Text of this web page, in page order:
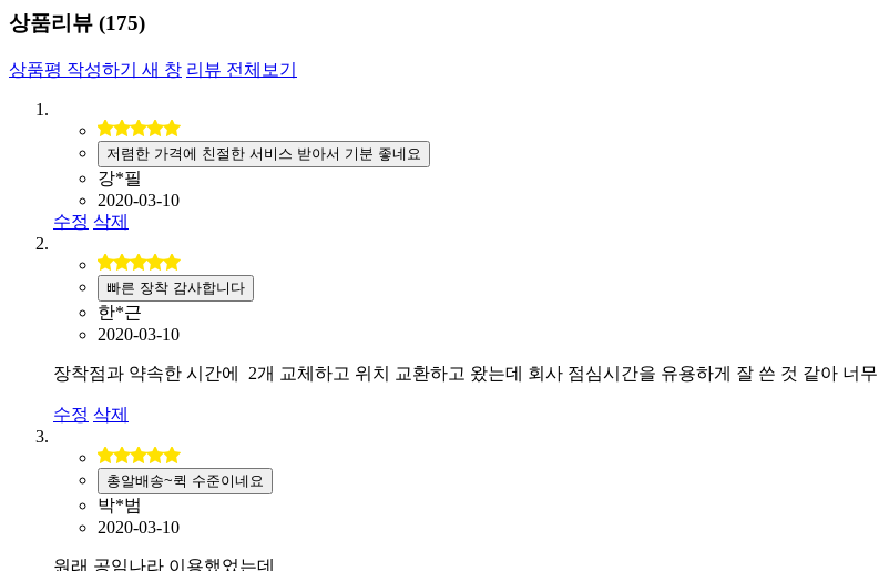
상품리뷰 (175)
상품평 작성하기 새 창 리뷰 전체보기
저렴한 가격에 친절한 서비스 받아서 기분 좋네요
강*필
2020-03-10
수정 삭제
빠른 장착 감사합니다
한*근
2020-03-10
장착점과 약속한 시간에 2개 교체하고 위치 교환하고 왔는데 회사 점심시간을 유용하게 잘 쓴 것 같아 너
수정 삭제
총알배송~퀵 수준이네요
박*범
2020-03-10
원래 공임나라 이용했었는데